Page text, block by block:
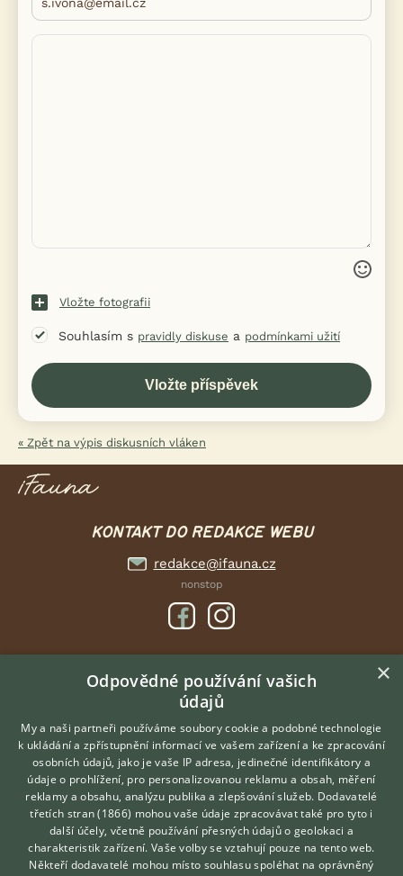
Vložte fotografii
Souhlasím s pravidly diskuse a podmínkami užití
« Zpět na výpis diskusních vláken
KONTAKT DO REDAKCE WEBU
redakce@ifauna.cz
nonstop
DOMOVSKÁ STRÁNKA
INZERCE
DISKUSE
ČLÁNKY
O nás
Kontakt
Možnosti zvýraznění inzerátů
Podmínky užití
Hledáte zvířecího kamaráda?
Zdarma vám poradí
VETERINÁŘ ONLINE
×
Odpovědné používání vašich
údajů
My a naši partneři používáme soubory cookie a podobné technologie
k ukládání a zpřístupnění informací ve vašem zařízení a ke zpracování
osobních údajů, jako je vaše IP adresa, jedinečné identifikátory a
údaje o prohlížení, pro personalizovanou reklamu a obsah, měření
reklamy a obsahu, analýzu publika a zlepšování služeb. Dodavatelé
třetích stran (1866) mohou vaše údaje zpracovávat také pro tyto i
další účely, včetně používání přesných údajů o geolokaci a
charakteristik zařízení. Vaše volby se vztahují pouze na tento web.
Někteří dodavatelé mohou místo souhlasu spoléhat na oprávněný